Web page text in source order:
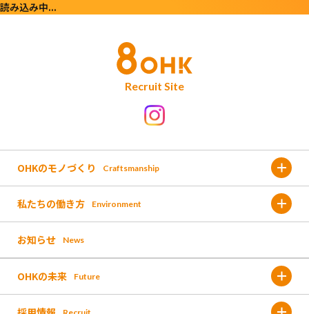
読み込み中...
Recruit Site
OHKのモノづくり Craftsmanship
金バク!
なんしょん?
私たちの働き方 Environment
福利厚生
働く環境
お知らせ News
OHKの未来 Future
Recruit